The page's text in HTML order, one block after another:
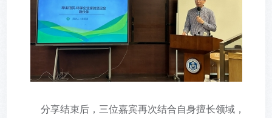
分享结束后，三位嘉宾再次结合自身擅长领域，